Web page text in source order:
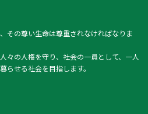
その尊い生命は尊重されなければなりま
々の人権を守り、社会の一員として、一人
らせる社会を目指します。